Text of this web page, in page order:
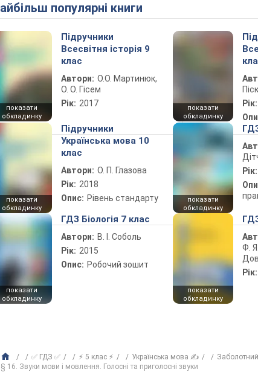
Найбільш популярні книги
показати
обкладинку
Підручники
Всесвітня історія 9
клас
Автори: О.О. Мартинюк,
О. О. Гісем
Рік: 2017
показати
обкладинку
Рік:
показати
обкладинку
Підручники
Українська мова 10
клас
Автори: О. П. Глазова
Рік: 2018
Опис: Рівень стандарту
показати
обкладинку
Рік:
показати
обкладинку
ГДЗ Біологія 7 клас
Автори: В. І. Соболь
Рік: 2015
Опис: Робочий зошит
показати
обкладинку
Ф.
Рік:
✅ ГДЗ ✅ ⚡ 5 клас ⚡ Українська мова ✍
§ 16. Звуки мови і мовлення. Голосні та приголосні звуки